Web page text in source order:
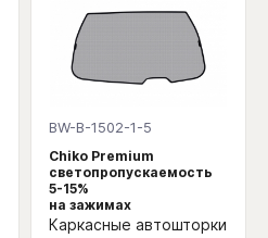
BW-B-1502-1-5
Chiko Premium
светопропускаемость
5-15%
на зажимах
Каркасные автошторки